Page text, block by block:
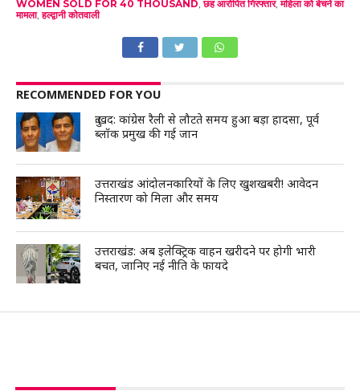
WOMEN SOLD FOR 40 THOUSAND,छह आरोपित गिरफ्तार,महिला को बेचने का
मामला,हल्द्वानी कोतवाली
RECOMMENDED FOR YOU
दुःखद: कांग्रेस रैली से लौटते समय हुआ बड़ा हादसा, पूर्व
ब्लॉक प्रमुख की गई जान
उत्तराखंड आंदोलनकारियों के लिए खुशखबरी! आवेदन
निस्तारण को मिला और समय
उत्तराखंड: अब इलेक्ट्रिक वाहन खरीदने पर होगी भारी
बचत, जानिए नई नीति के फायदे